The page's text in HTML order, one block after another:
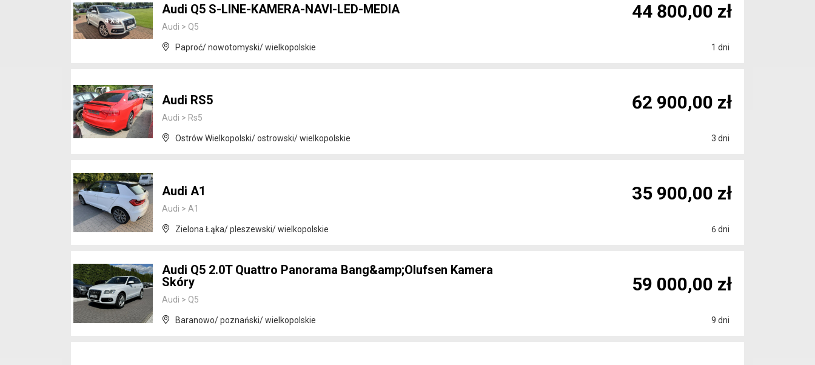
Audi Q5 S-LINE-KAMERA-NAVI-LED-MEDIA
Audi > Q5
Paproć/ nowotomyski/ wielkopolskie 1 dni
44 800,00 zł
Audi RS5
Audi > Rs5
Ostrów Wielkopolski/ ostrowski/ wielkopolskie 3 dni
62 900,00 zł
Audi A1
Audi > A1
Zielona Łąka/ pleszewski/ wielkopolskie 6 dni
35 900,00 zł
Audi Q5 2.0T Quattro Panorama Bang&amp;Olufsen Kamera
Skóry
Audi > Q5
Baranowo/ poznański/ wielkopolskie 9 dni
59 000,00 zł